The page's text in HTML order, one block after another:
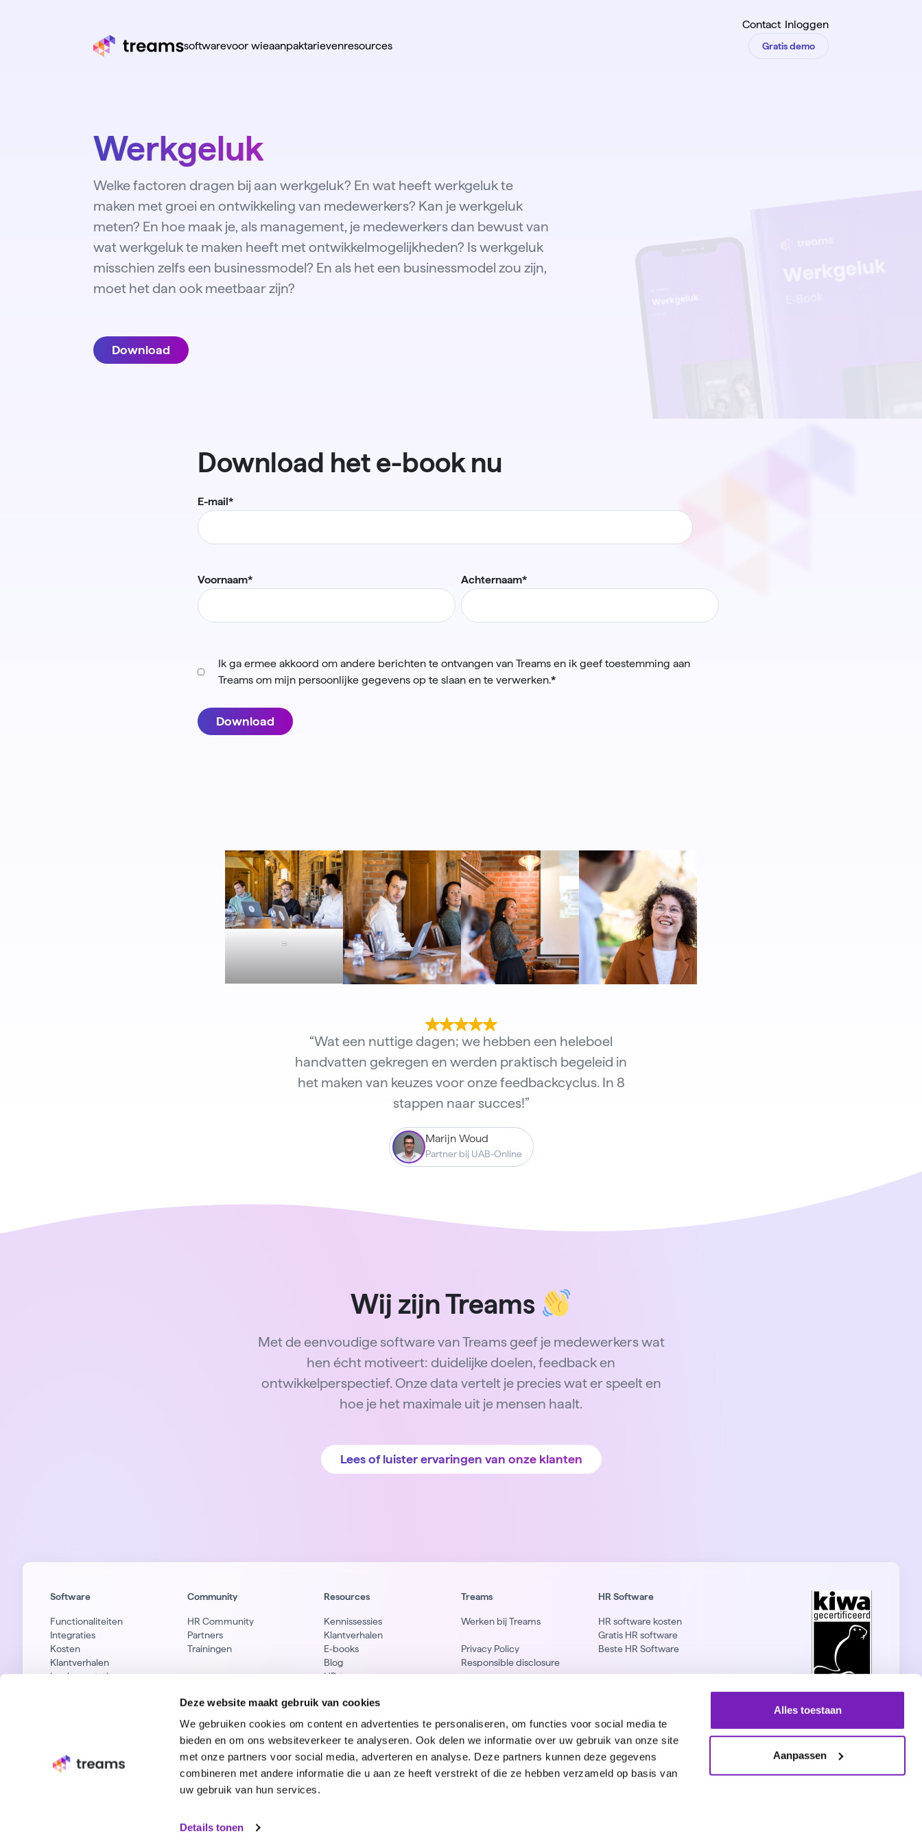
Deze website maakt gebruik van cookies
We gebruiken cookies om content en advertenties te personaliseren, om functies voor social media te
bieden en om ons websiteverkeer te analyseren. Ook delen we informatie over uw gebruik van onze site
met onze partners voor social media, adverteren en analyse. Deze partners kunnen deze gegevens
combineren met andere informatie die u aan ze heeft verstrekt of die ze hebben verzameld op basis van
uw gebruik van hun services.
Details tonen
Alles toestaan
Aanpassen
Contact Inloggen
softwarevoor wieaanpaktarievenresources Gratis demo
Werkgeluk
Welke factoren dragen bij aan werkgeluk? En wat heeft werkgeluk te
maken met groei en ontwikkeling van medewerkers? Kan je werkgeluk
meten? En hoe maak je, als management, je medewerkers dan bewust van
wat werkgeluk te maken heeft met ontwikkelmogelijkheden? Is werkgeluk
misschien zelfs een businessmodel? En als het een businessmodel zou zijn,
moet het dan ook meetbaar zijn?
Download
Download het e-book nu
E-mail*
Voornaam* Achternaam*
Ik ga ermee akkoord om andere berichten te ontvangen van Treams en ik geef toestemming aan
Treams om mijn persoonlijke gegevens op te slaan en te verwerken.*
=
“Wat een nuttige dagen; we hebben een heleboel
handvatten gekregen en werden praktisch begeleid in
het maken van keuzes voor onze feedbackcyclus. In 8
stappen naar succes!”
Marijn Woud
Partner bij UAB-Online
Wij zijn Treams
Met de eenvoudige software van Treams geef je medewerkers wat
hen écht motiveert: duidelijke doelen, feedback en
ontwikkelperspectief. Onze data vertelt je precies wat er speelt en
hoe je het maximale uit je mensen haalt.
Lees of luister ervaringen van onze klanten
Software
Functionaliteiten
Integraties
Kosten
Klantverhalen
Implementatie
Community
HR Community
Partners
Trainingen
Resources
Kennissessies
Klantverhalen
E-books
Blog
HR-termen
Treams
Werken bij Treams
Privacy Policy
Responsible disclosure
HR Software
HR software kosten
Gratis HR software
Beste HR Software